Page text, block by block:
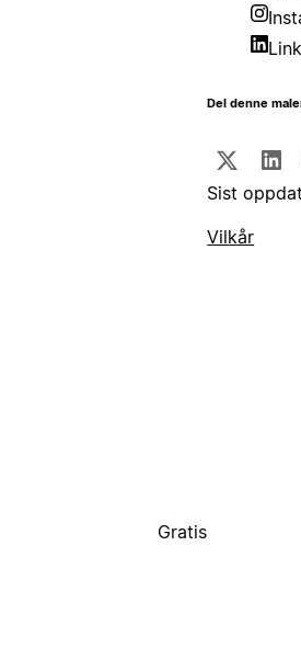
Del denne
Sist
Vilkår
Gratis